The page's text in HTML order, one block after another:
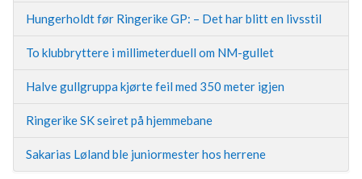
Hungerholdt før Ringerike GP: – Det har blitt en livsstil
To klubbryttere i millimeterduell om NM-gullet
Halve gullgruppa kjørte feil med 350 meter igjen
Ringerike SK seiret på hjemmebane
Sakarias Løland ble juniormester hos herrene